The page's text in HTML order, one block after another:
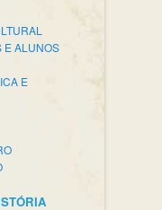
E ALUNOS
E